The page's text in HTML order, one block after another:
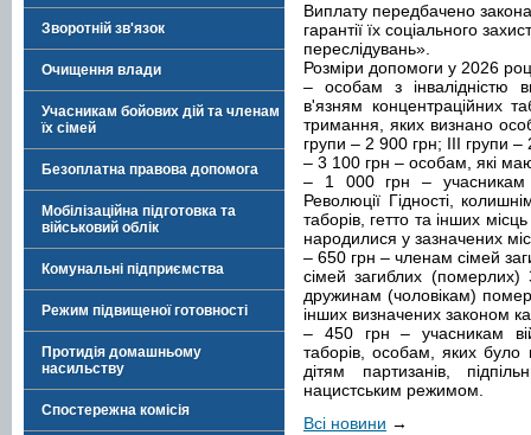
Зворотній зв'язок
Очищення влади
Учасникам бойових дій та членам
їх сімей
Безоплатна правова допомога
Мобілізаційна підготовка та
військовий облік
Комунальні підприємства
Режим підвищеної готовності
Протидія домашньому
насильству
Спостережна комісія
Виплату передбачено
гарантії їх соціального
переслідувань».
Розміри допомоги у 2026
– особам з інвалідністю
в'язням концентраційних
тримання, яких визнано
групи – 2 900 грн; IІI групи –
– 3 100 грн – особам, які
– 1 000 грн – учасникам
Революції Гідності,
таборів, гетто та інших
народилися у зазначених
– 650 грн – членам сімей
сімей загиблих (померлих)
дружинам (чоловікам)
інших визначених законом
– 450 грн – учасникам
таборів, особам, яких було
дітям партизанів,
нацистським режимом.
Всі новини →